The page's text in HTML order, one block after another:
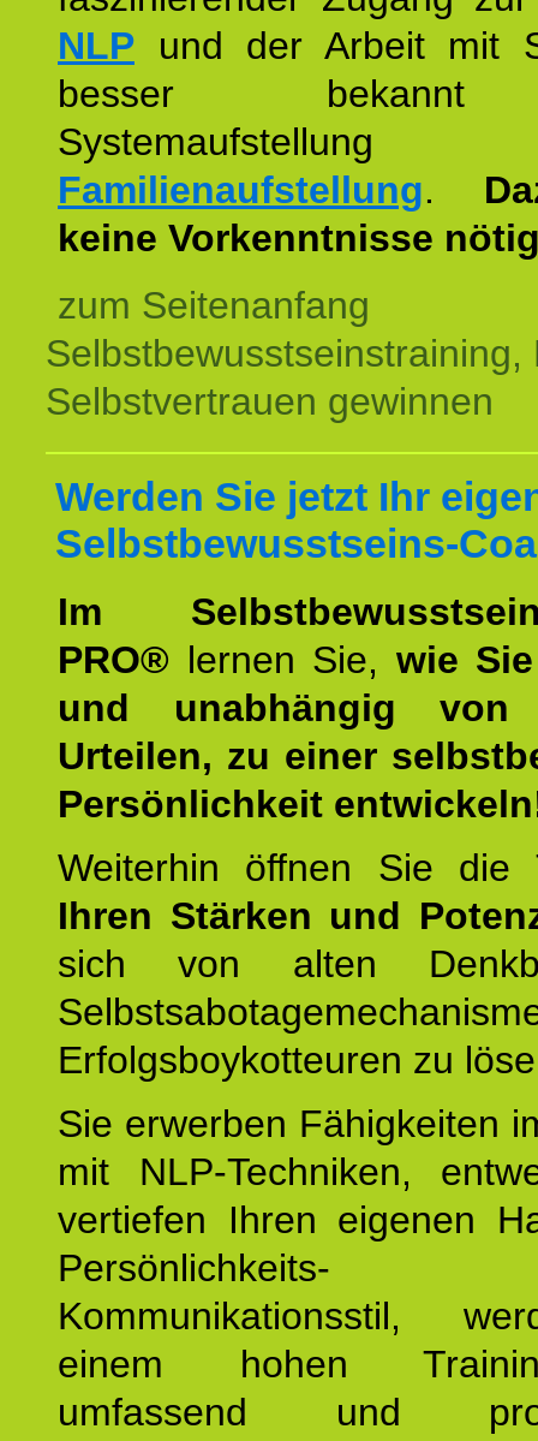
NLP und der Arbeit mit
besser
Familienaufstellung.
keine Vorkenntnisse
zum Seitenanfang
Selbstbewusstseinstraining,
Selbstvertrauen gewinnen
Werden Sie jetzt Ihr
Selbstbewusstseins-
Im
PRO® lernen Sie, wie
und unabhängig von
Urteilen, zu einer
Persönlichkeit
Weiterhin öffnen Sie
Ihren Stärken und
sich von alten
Erfolgsboykotteuren zu
Sie erwerben Fähigkeiten
mit NLP-Techniken,
vertiefen Ihren eigenen
Kommunikationsstil,
einem hohen
umfassend und